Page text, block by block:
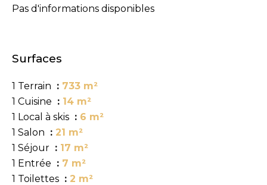
Pas d'informations disponibles
Surfaces
1 Terrain
733 m²
1 Cuisine
14 m²
1 Local à skis
6 m²
1 Salon
21 m²
1 Séjour
17 m²
1 Entrée
7 m²
1 Toilettes
2 m²